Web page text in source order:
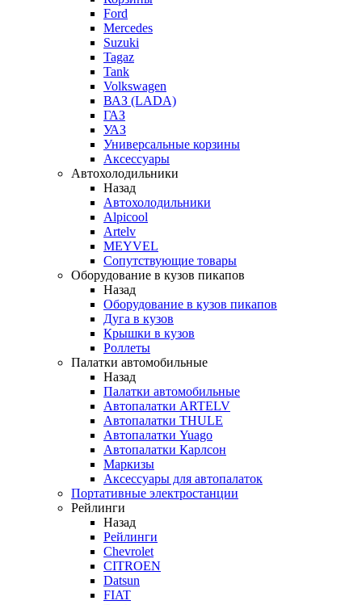
Ford
Mercedes
Suzuki
Tagaz
Tank
Volkswagen
ВАЗ (LADA)
ГАЗ
УАЗ
Универсальные корзины
Аксессуары
Автохолодильники
Назад
Автохолодильники
Alpicool
Artelv
MEYVEL
Сопутствующие товары
Оборудование в кузов пикапов
Назад
Оборудование в кузов пикапов
Дуга в кузов
Крышки в кузов
Роллеты
Палатки автомобильные
Назад
Палатки автомобильные
Автопалатки ARTELV
Автопалатки THULE
Автопалатки Yuago
Автопалатки Карлсон
Маркизы
Аксессуары для автопалаток
Портативные электростанции
Рейлинги
Назад
Рейлинги
Chevrolet
CITROEN
Datsun
FIAT